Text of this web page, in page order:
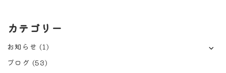
カテゴリー
お知らせ (1)
ブログ (53)